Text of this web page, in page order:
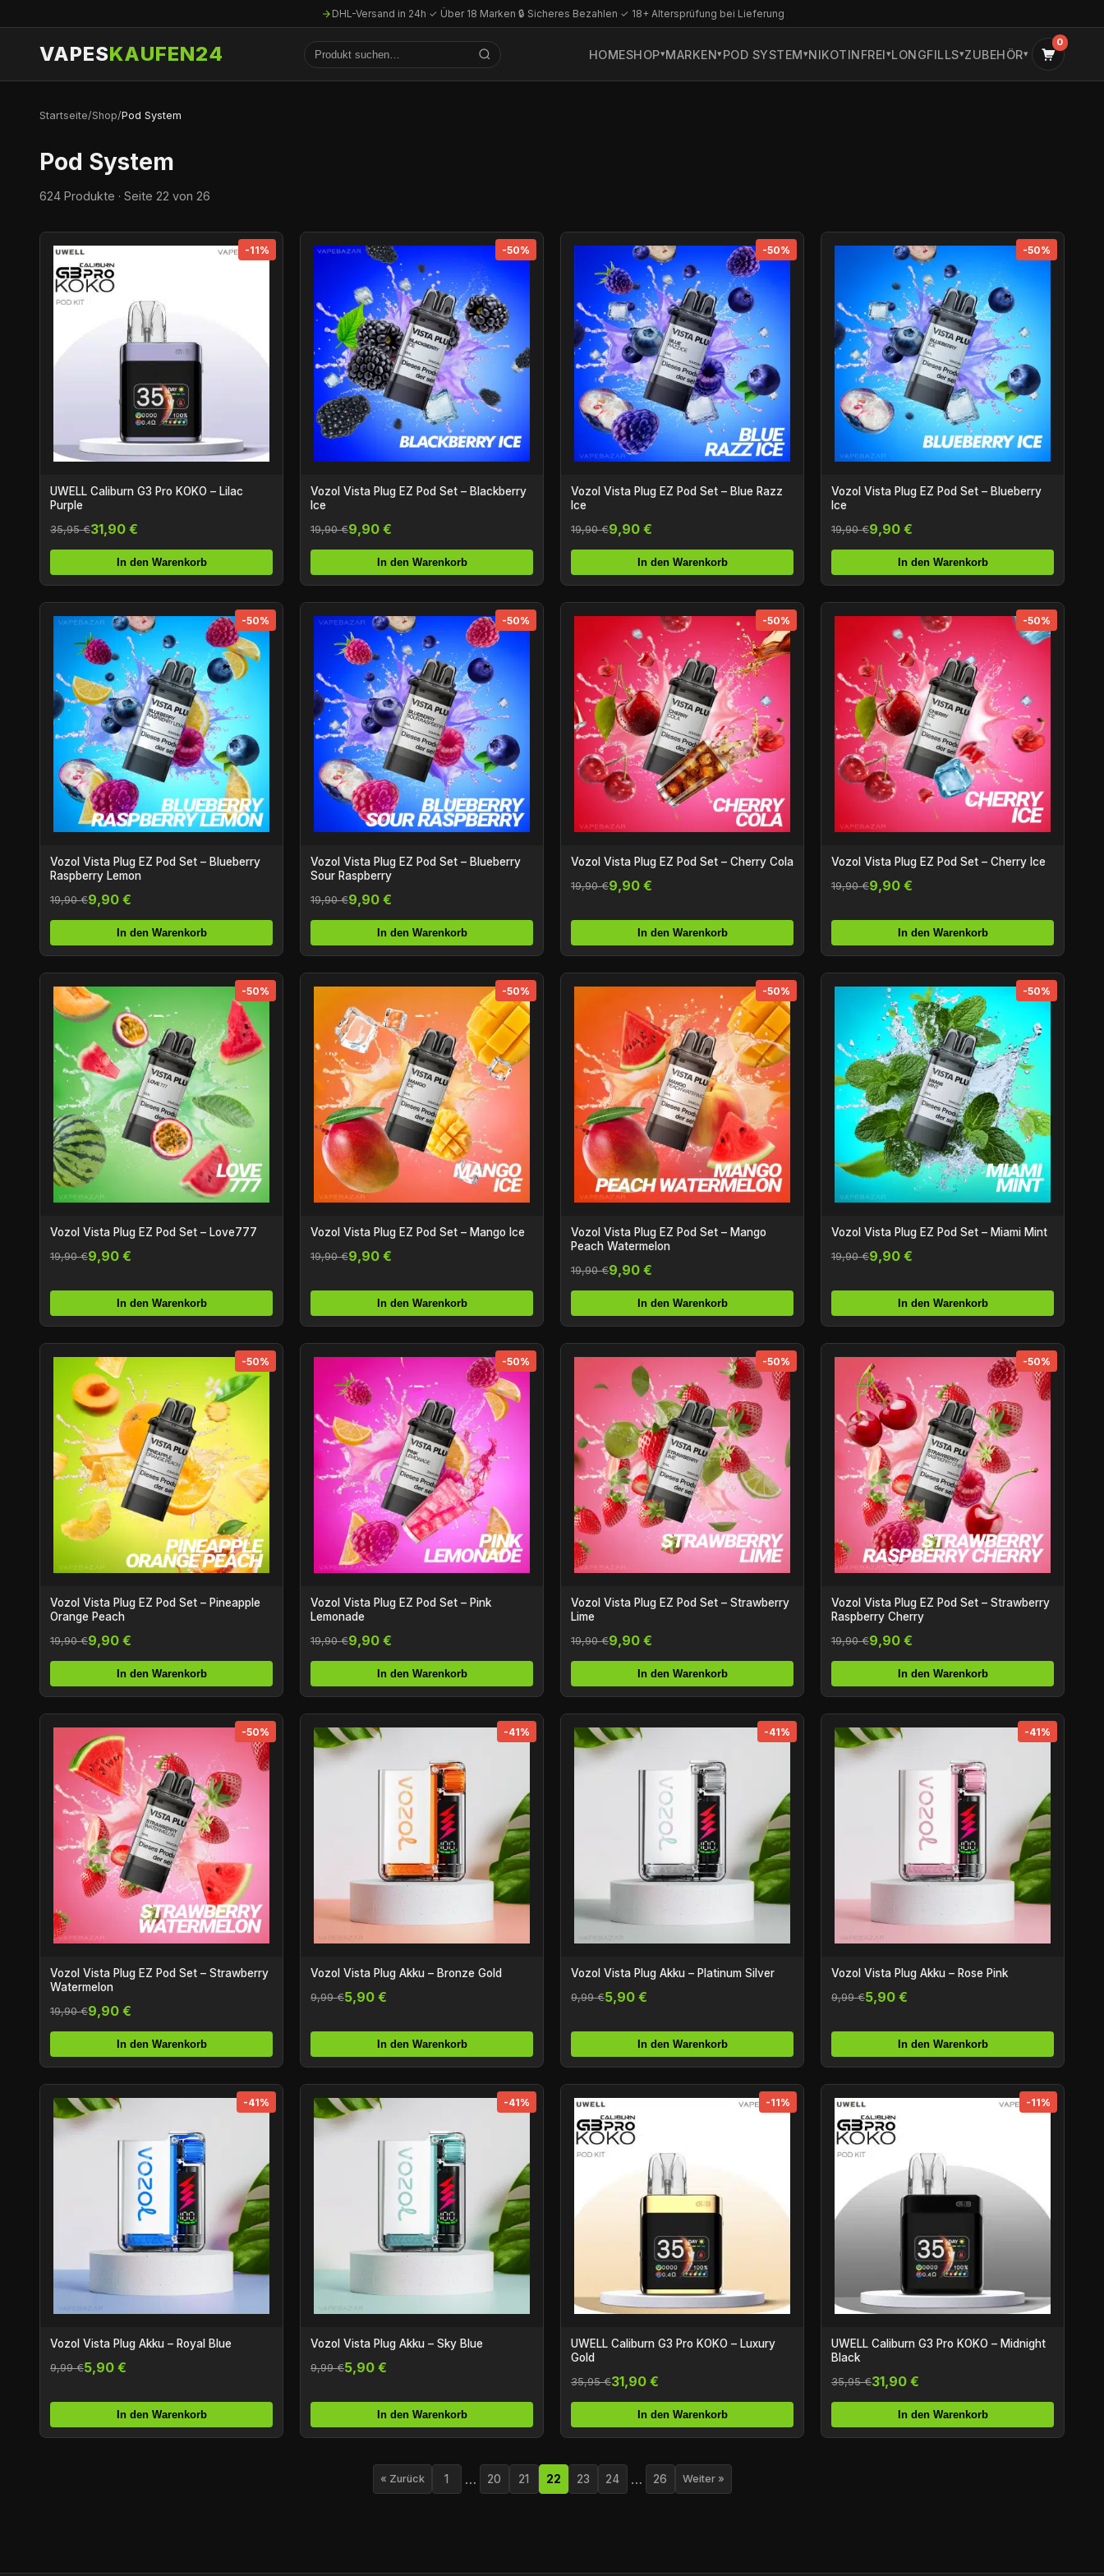
DHL-Versand in 24h·✓ Über 18 Marken·🔒 Sicheres Bezahlen·✓ 18+ Altersprüfung bei Lieferung
VAPESKAUFEN24 HOMESHOP MARKEN POD SYSTEM NIKOTINFREI LONGFILLS ZUBEHÖR
0
Startseite/Shop/Pod System
Pod System
624 Produkte · Seite 22 von 26
-11%
UWELL Caliburn G3 Pro KOKO – Lilac
Purple
35,95 €31,90 €
In den Warenkorb
-50%
Vozol Vista Plug EZ Pod Set – Blackberry
Ice
19,90 €9,90 €
In den Warenkorb
-50%
Vozol Vista Plug EZ Pod Set – Blue Razz
Ice
19,90 €9,90 €
In den Warenkorb
-50%
Vozol Vista Plug EZ Pod Set – Blueberry
Ice
19,90 €9,90 €
In den Warenkorb
-50%
Vozol Vista Plug EZ Pod Set – Blueberry
Raspberry Lemon
19,90 €9,90 €
In den Warenkorb
-50%
Vozol Vista Plug EZ Pod Set – Blueberry
Sour Raspberry
19,90 €9,90 €
In den Warenkorb
-50%
Vozol Vista Plug EZ Pod Set – Cherry Cola
19,90 €9,90 €
In den Warenkorb
-50%
Vozol Vista Plug EZ Pod Set – Cherry Ice
19,90 €9,90 €
In den Warenkorb
-50%
Vozol Vista Plug EZ Pod Set – Love777
19,90 €9,90 €
In den Warenkorb
-50%
Vozol Vista Plug EZ Pod Set – Mango Ice
19,90 €9,90 €
In den Warenkorb
-50%
Vozol Vista Plug EZ Pod Set – Mango
Peach Watermelon
19,90 €9,90 €
In den Warenkorb
-50%
Vozol Vista Plug EZ Pod Set – Miami Mint
19,90 €9,90 €
In den Warenkorb
-50%
Vozol Vista Plug EZ Pod Set – Pineapple
Orange Peach
19,90 €9,90 €
In den Warenkorb
-50%
Vozol Vista Plug EZ Pod Set – Pink
Lemonade
19,90 €9,90 €
In den Warenkorb
-50%
Vozol Vista Plug EZ Pod Set – Strawberry
Lime
19,90 €9,90 €
In den Warenkorb
-50%
Vozol Vista Plug EZ Pod Set – Strawberry
Raspberry Cherry
19,90 €9,90 €
In den Warenkorb
-50%
Vozol Vista Plug EZ Pod Set – Strawberry
Watermelon
19,90 €9,90 €
In den Warenkorb
-41%
Vozol Vista Plug Akku – Bronze Gold
9,99 €5,90 €
In den Warenkorb
-41%
Vozol Vista Plug Akku – Platinum Silver
9,99 €5,90 €
In den Warenkorb
-41%
Vozol Vista Plug Akku – Rose Pink
9,99 €5,90 €
In den Warenkorb
-41%
Vozol Vista Plug Akku – Royal Blue
9,99 €5,90 €
In den Warenkorb
-41%
Vozol Vista Plug Akku – Sky Blue
9,99 €5,90 €
In den Warenkorb
-11%
UWELL Caliburn G3 Pro KOKO – Luxury
Gold
35,95 €31,90 €
In den Warenkorb
-11%
UWELL Caliburn G3 Pro KOKO – Midnight
Black
35,95 €31,90 €
In den Warenkorb
« Zurück 1 … 20 21 22 23 24 … 26 Weiter »